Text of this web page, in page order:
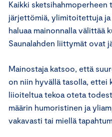
Kaikki sketsihahmoperheen
järjettömiä, ylimitoitettuja
haluaa mainonnalla välittää
Saunalahden liittymät ovat
Mainostaja katsoo, että
on niin hyvällä tasolla, ettei
liioiteltua tekoa oteta
määrin humoristinen ja
vakavasti tai miellä